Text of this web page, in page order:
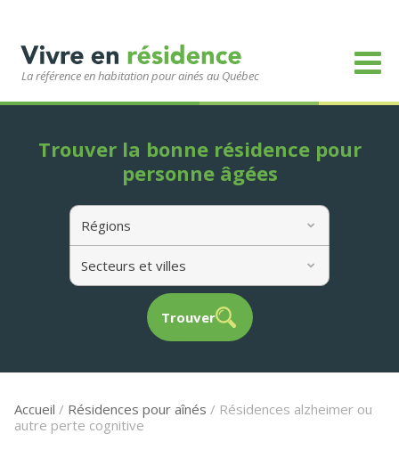
La référence en habitation pour ainés au Québec
Régions
Secteurs et villes
Trouver
Trouver la bonne résidence pour
personne âgées
Accueil / Résidences pour aînés / Résidences alzheimer ou
autre perte cognitive